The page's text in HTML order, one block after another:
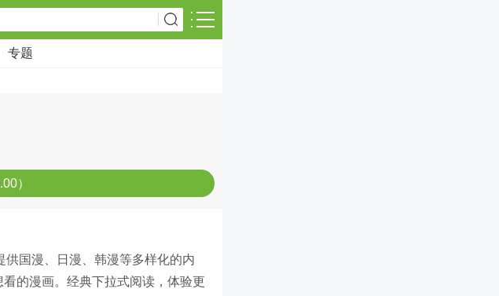
专题
）
国漫、日漫、韩漫等多样化的内
的漫画。经典下拉式阅读，体验更